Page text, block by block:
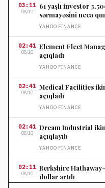
03:11
08/10
61 yaşlı investor
sərmayəsini necə
YAHOO FINANCE
02:41
08/10
Element Fleet
açıqladı
YAHOO FINANCE
02:41
08/10
Medical Facilities
açıqladı
YAHOO FINANCE
02:41
08/10
Dream Industrial
açıqlayıb
YAHOO FINANCE
02:11
08/10
Berkshire
dollar artıb